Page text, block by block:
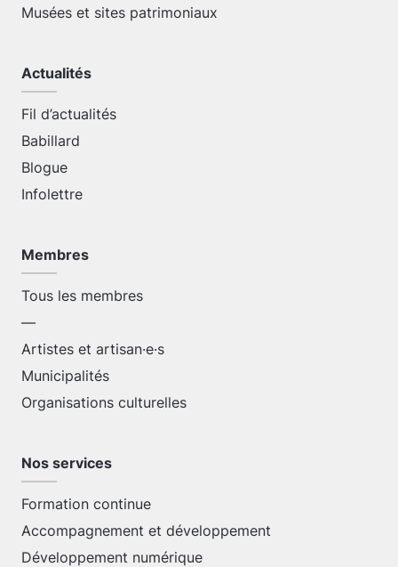
Musées et sites patrimoniaux
Actualités
Fil d’actualités
Babillard
Blogue
Infolettre
Membres
Tous les membres
—
Artistes et artisan·e·s
Municipalités
Organisations culturelles
Nos services
Formation continue
Accompagnement et développement
Développement numérique